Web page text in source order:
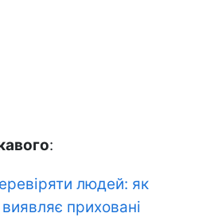
:
людей: як
виявляє приховані